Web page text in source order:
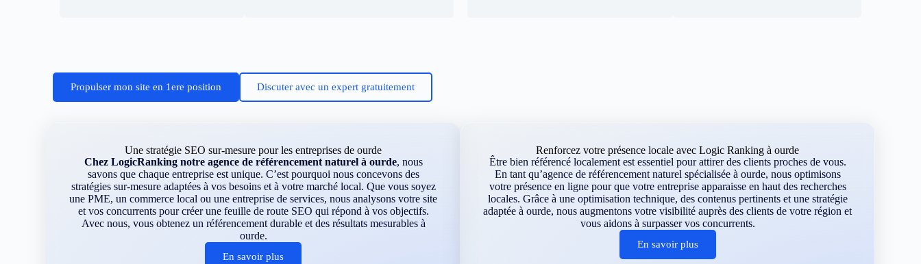
Propulser mon site en 1ere position Discuter avec un expert gratuitement
Une stratégie SEO sur-mesure pour les entreprises de ourde
Chez LogicRanking notre agence de référencement naturel à ourde, nous
savons que chaque entreprise est unique. C’est pourquoi nous concevons des
stratégies sur-mesure adaptées à vos besoins et à votre marché local. Que vous soyez
une PME, un commerce local ou une entreprise de services, nous analysons votre site
et vos concurrents pour créer une feuille de route SEO qui répond à vos objectifs.
Avec nous, vous obtenez un référencement durable et des résultats mesurables à
ourde.
En savoir plus
Renforcez votre présence locale avec Logic Ranking à ourde
Être bien référencé localement est essentiel pour attirer des clients proches de vous.
En tant qu’agence de référencement naturel spécialisée à ourde, nous optimisons
votre présence en ligne pour que votre entreprise apparaisse en haut des recherches
locales. Grâce à une optimisation technique, des contenus pertinents et une stratégie
adaptée à ourde, nous augmentons votre visibilité auprès des clients de votre région et
vous aidons à surpasser vos concurrents.
En savoir plus